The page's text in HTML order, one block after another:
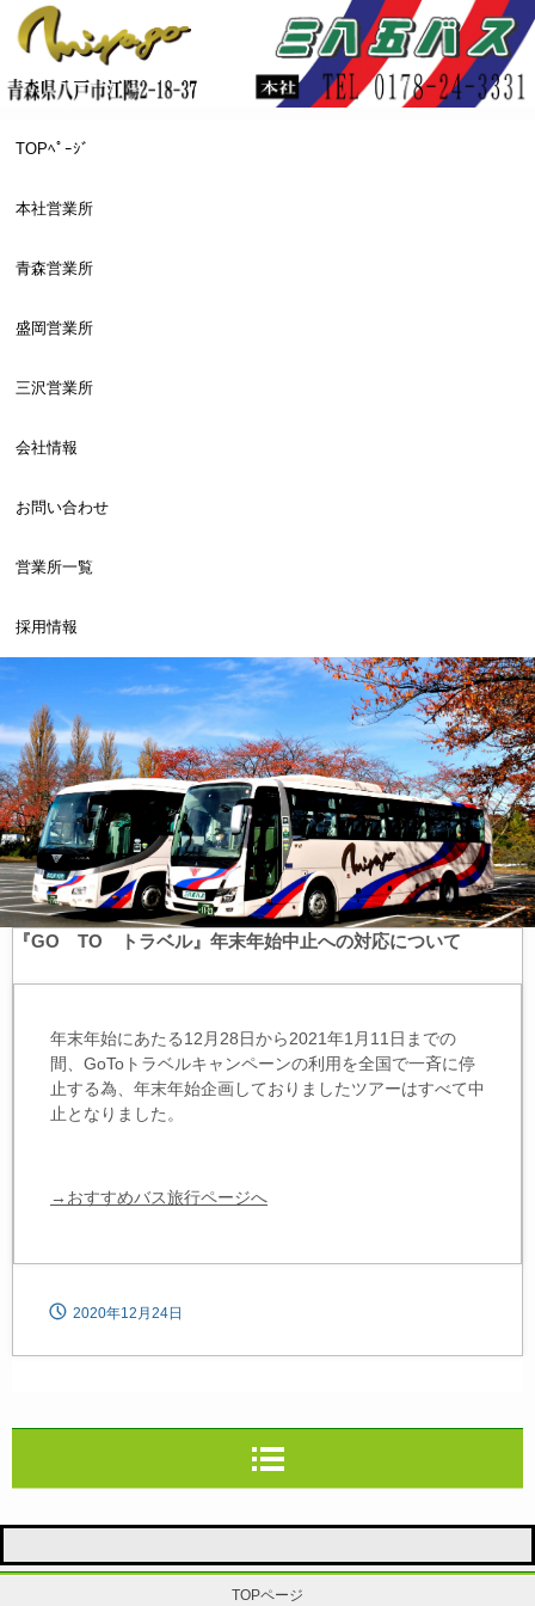
TOPﾍﾟｰｼﾞ
本社営業所
青森営業所
盛岡営業所
三沢営業所
会社情報
お問い合わせ
営業所一覧
採用情報
『GO TO トラベル』年末年始中止への対応について
年末年始にあたる12月28日から2021年1月11日までの
間、GoToトラベルキャンペーンの利用を全国で一斉に停
止する為、年末年始企画しておりましたツアーはすべて中
止となりました。
→ おすすめバス旅行ページへ
2020年12月24日
TOPページ